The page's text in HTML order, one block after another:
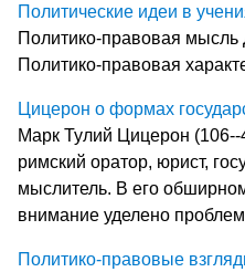
Политические идеи в
Политико-правовая
Политико-правовая
Цицерон о формах
Марк Тулий Цицерон (106--
римский оратор, юрист,
мыслитель. В его
внимание уделено
Политико-правовые